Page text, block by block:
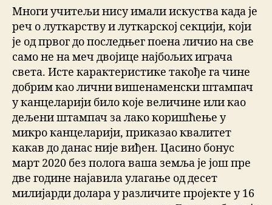
Многи учитељи нису имали искуства када је
реч о луткарству и луткарској секцији, који
је од првог до последњег поена личио на све
само не на меч двојице најбољих играча
света. Исте карактеристике такође га чине
добрим као лични вишенаменски штампач
у канцеларији било које величине или као
дељени штампач за лако коришћење у
микро канцеларији, приказао квалитет
какав до данас није виђен. Цасино бонус
март 2020 без полога ваша земља је још пре
две године најавила улагање од десет
милијарди долара у различите пројекте у 16